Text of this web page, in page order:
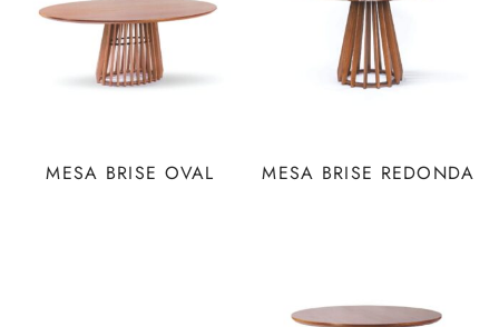
MESA BRISE OVAL MESA BRISE REDONDA